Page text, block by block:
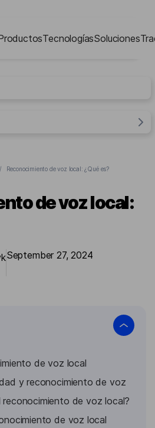
TecnologíasSoluciones
/ Reconocimiento de voz local: ¿Qué es?
de voz local:
September 27, 2024
de voz local
y reconocimiento de voz
de voz local?
de voz local